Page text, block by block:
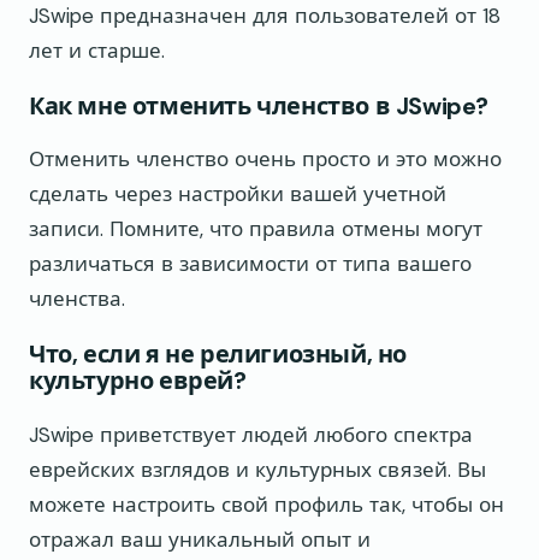
JSwipe предназначен для пользователей от 18
лет и старше.
Как мне отменить членство в JSwipe?
Отменить членство очень просто и это можно
сделать через настройки вашей учетной
записи. Помните, что правила отмены могут
различаться в зависимости от типа вашего
членства.
Что, если я не религиозный, но
культурно еврей?
JSwipe приветствует людей любого спектра
еврейских взглядов и культурных связей. Вы
можете настроить свой профиль так, чтобы он
отражал ваш уникальный опыт и